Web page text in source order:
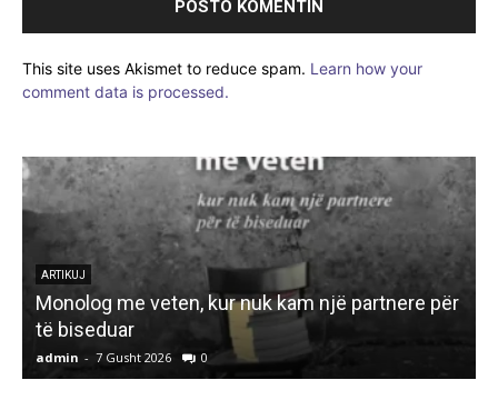
This site uses Akismet to reduce spam. Learn how your
comment data is processed.
ARTIKUJ
HAJDUTI I “ALLAHUT”
admin - 7 Gusht 2026 0